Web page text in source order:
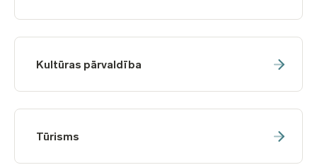
Kultūras pārvaldība
Tūrisms